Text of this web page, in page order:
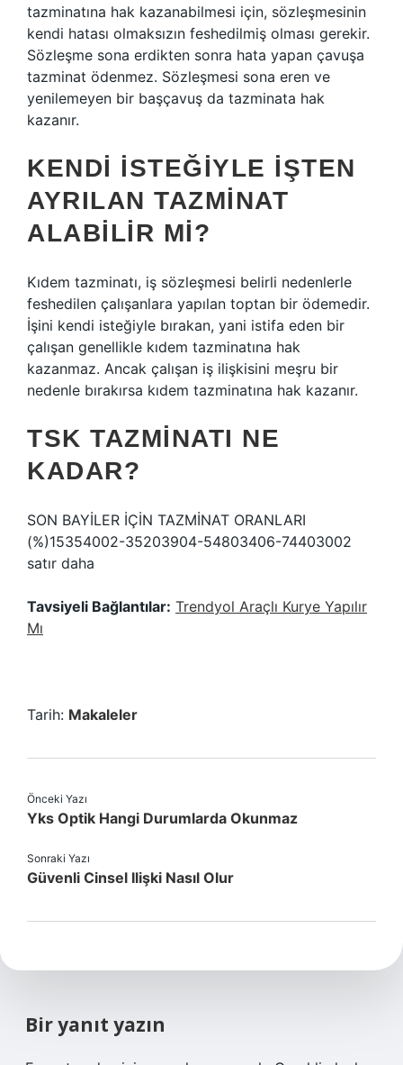
tazminatına hak kazanabilmesi için, sözleşmesinin
kendi hatası olmaksızın feshedilmiş olması gerekir.
Sözleşme sona erdikten sonra hata yapan çavuşa
tazminat ödenmez. Sözleşmesi sona eren ve
yenilemeyen bir başçavuş da tazminata hak
kazanır.
KENDI ISTEĞIYLE IŞTEN
AYRILAN TAZMINAT
ALABILIR MI?
Kıdem tazminatı, iş sözleşmesi belirli nedenlerle
feshedilen çalışanlara yapılan toptan bir ödemedir.
İşini kendi isteğiyle bırakan, yani istifa eden bir
çalışan genellikle kıdem tazminatına hak
kazanmaz. Ancak çalışan iş ilişkisini meşru bir
nedenle bırakırsa kıdem tazminatına hak kazanır.
TSK TAZMINATI NE
KADAR?
SON BAYİLER İÇİN TAZMİNAT ORANLARI
(%)15354002-35203904-54803406-74403002
satır daha
Tavsiyeli Bağlantılar: Trendyol Araçlı Kurye Yapılır
Mı
Tarih: Makaleler
Önceki Yazı
Yks Optik Hangi Durumlarda Okunmaz
Sonraki Yazı
Güvenli Cinsel Ilişki Nasıl Olur
Bir yanıt yazın